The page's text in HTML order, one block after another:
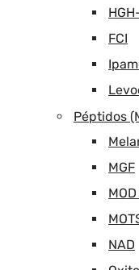
FCI
Péptidos
MGF
NAD